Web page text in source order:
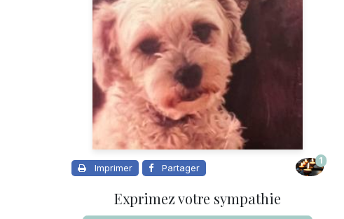
Imprimer Partager
1
Exprimez votre sympathie